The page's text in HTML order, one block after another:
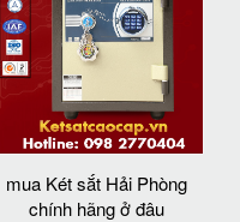
mua Két sắt Hải Phòng
chính hãng ở đâu